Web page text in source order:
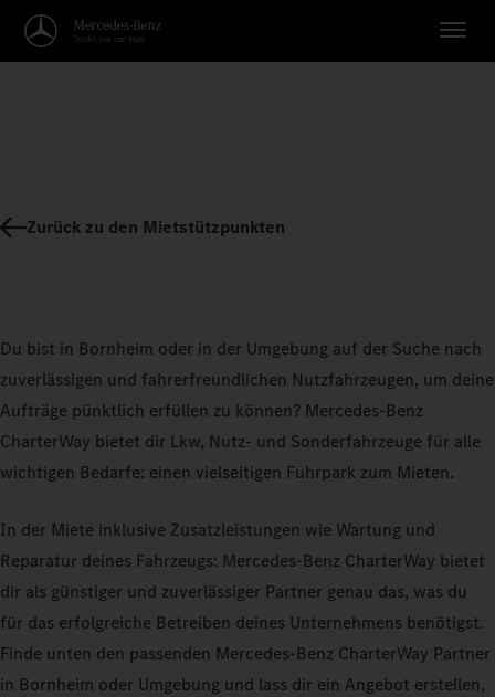
Zurück zu den Mietstützpunkten
Du bist in Bornheim oder in der Umgebung auf der Suche nach
zuverlässigen und fahrerfreundlichen Nutzfahrzeugen, um deine
Aufträge pünktlich erfüllen zu können? Mercedes-Benz
CharterWay bietet dir Lkw, Nutz- und Sonderfahrzeuge für alle
wichtigen Bedarfe: einen vielseitigen Fuhrpark zum Mieten.
In der Miete inklusive Zusatzleistungen wie Wartung und
Reparatur deines Fahrzeugs: Mercedes-Benz CharterWay bietet
dir als günstiger und zuverlässiger Partner genau das, was du
für das erfolgreiche Betreiben deines Unternehmens benötigst.
Finde unten den passenden Mercedes-Benz CharterWay Partner
in Bornheim oder Umgebung und lass dir ein Angebot erstellen,